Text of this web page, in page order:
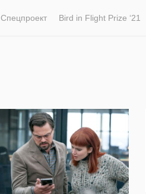
Спецпроект Bird in Flight Prize ‘21
2 880